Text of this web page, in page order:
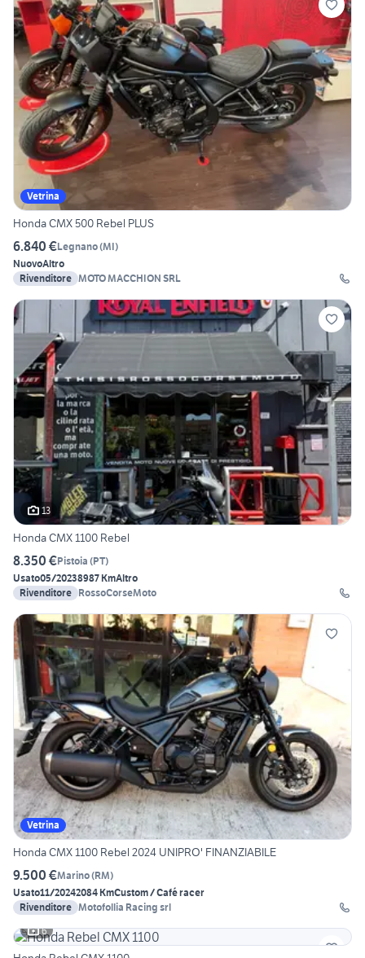
Vetrina
Honda CMX 500 Rebel PLUS
6.840 €Legnano(MI)
NuovoAltro
Rivenditore MOTO MACCHION SRL
13
Honda CMX 1100 Rebel
8.350 €Pistoia (PT)
Usato05/20238987 KmAltro
Rivenditore RossoCorseMoto
Vetrina
Honda CMX 1100 Rebel 2024 UNIPRO' FINANZIABILE
9.500 €Marino(RM)
Usato11/20242084 KmCustom / Café racer
Rivenditore Motofollia Racing srl
6